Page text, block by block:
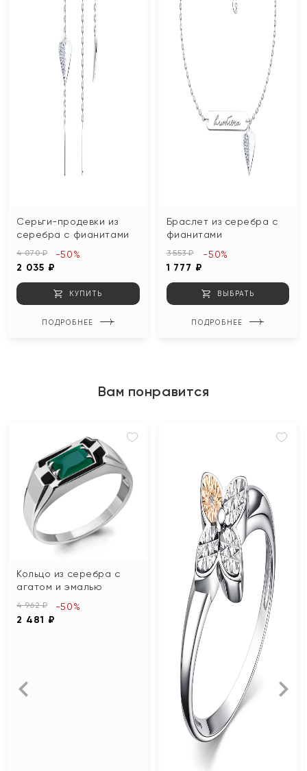
Серьги-продевки из
серебра с фианитами
4 070 ₽
2 035 ₽
-50%
КУПИТЬ
ПОДРОБНЕЕ
Браслет из серебра с
фианитами
3 553 ₽
1 777 ₽
-50%
ВЫБРАТЬ
ПОДРОБНЕЕ
Вам понравится
Кольцо из серебра с
агатом и эмалью
4 962 ₽
2 481 ₽
-50%